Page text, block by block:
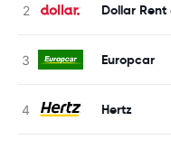
Dollar
Europcar
Hertz